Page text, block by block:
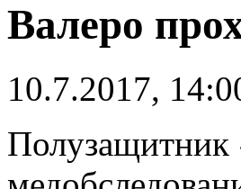
Валеро
10.7.2017,
Полузащитник